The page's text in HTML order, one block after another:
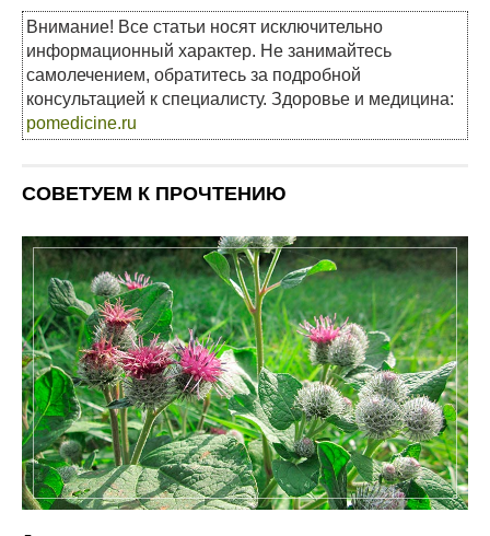
Внимание! Все статьи носят исключительно
информационный характер. Не занимайтесь
самолечением, обратитесь за подробной
консультацией к специалисту. Здоровье и медицина:
pomedicine.ru
СОВЕТУЕМ К ПРОЧТЕНИЮ